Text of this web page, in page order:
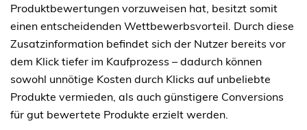
Produktbewertungen vorzuweisen hat, besitzt somit
einen entscheidenden Wettbewerbsvorteil. Durch diese
Zusatzinformation befindet sich der Nutzer bereits vor
dem Klick tiefer im Kaufprozess – dadurch können
sowohl unnötige Kosten durch Klicks auf unbeliebte
Produkte vermieden, als auch günstigere Conversions
für gut bewertete Produkte erzielt werden.